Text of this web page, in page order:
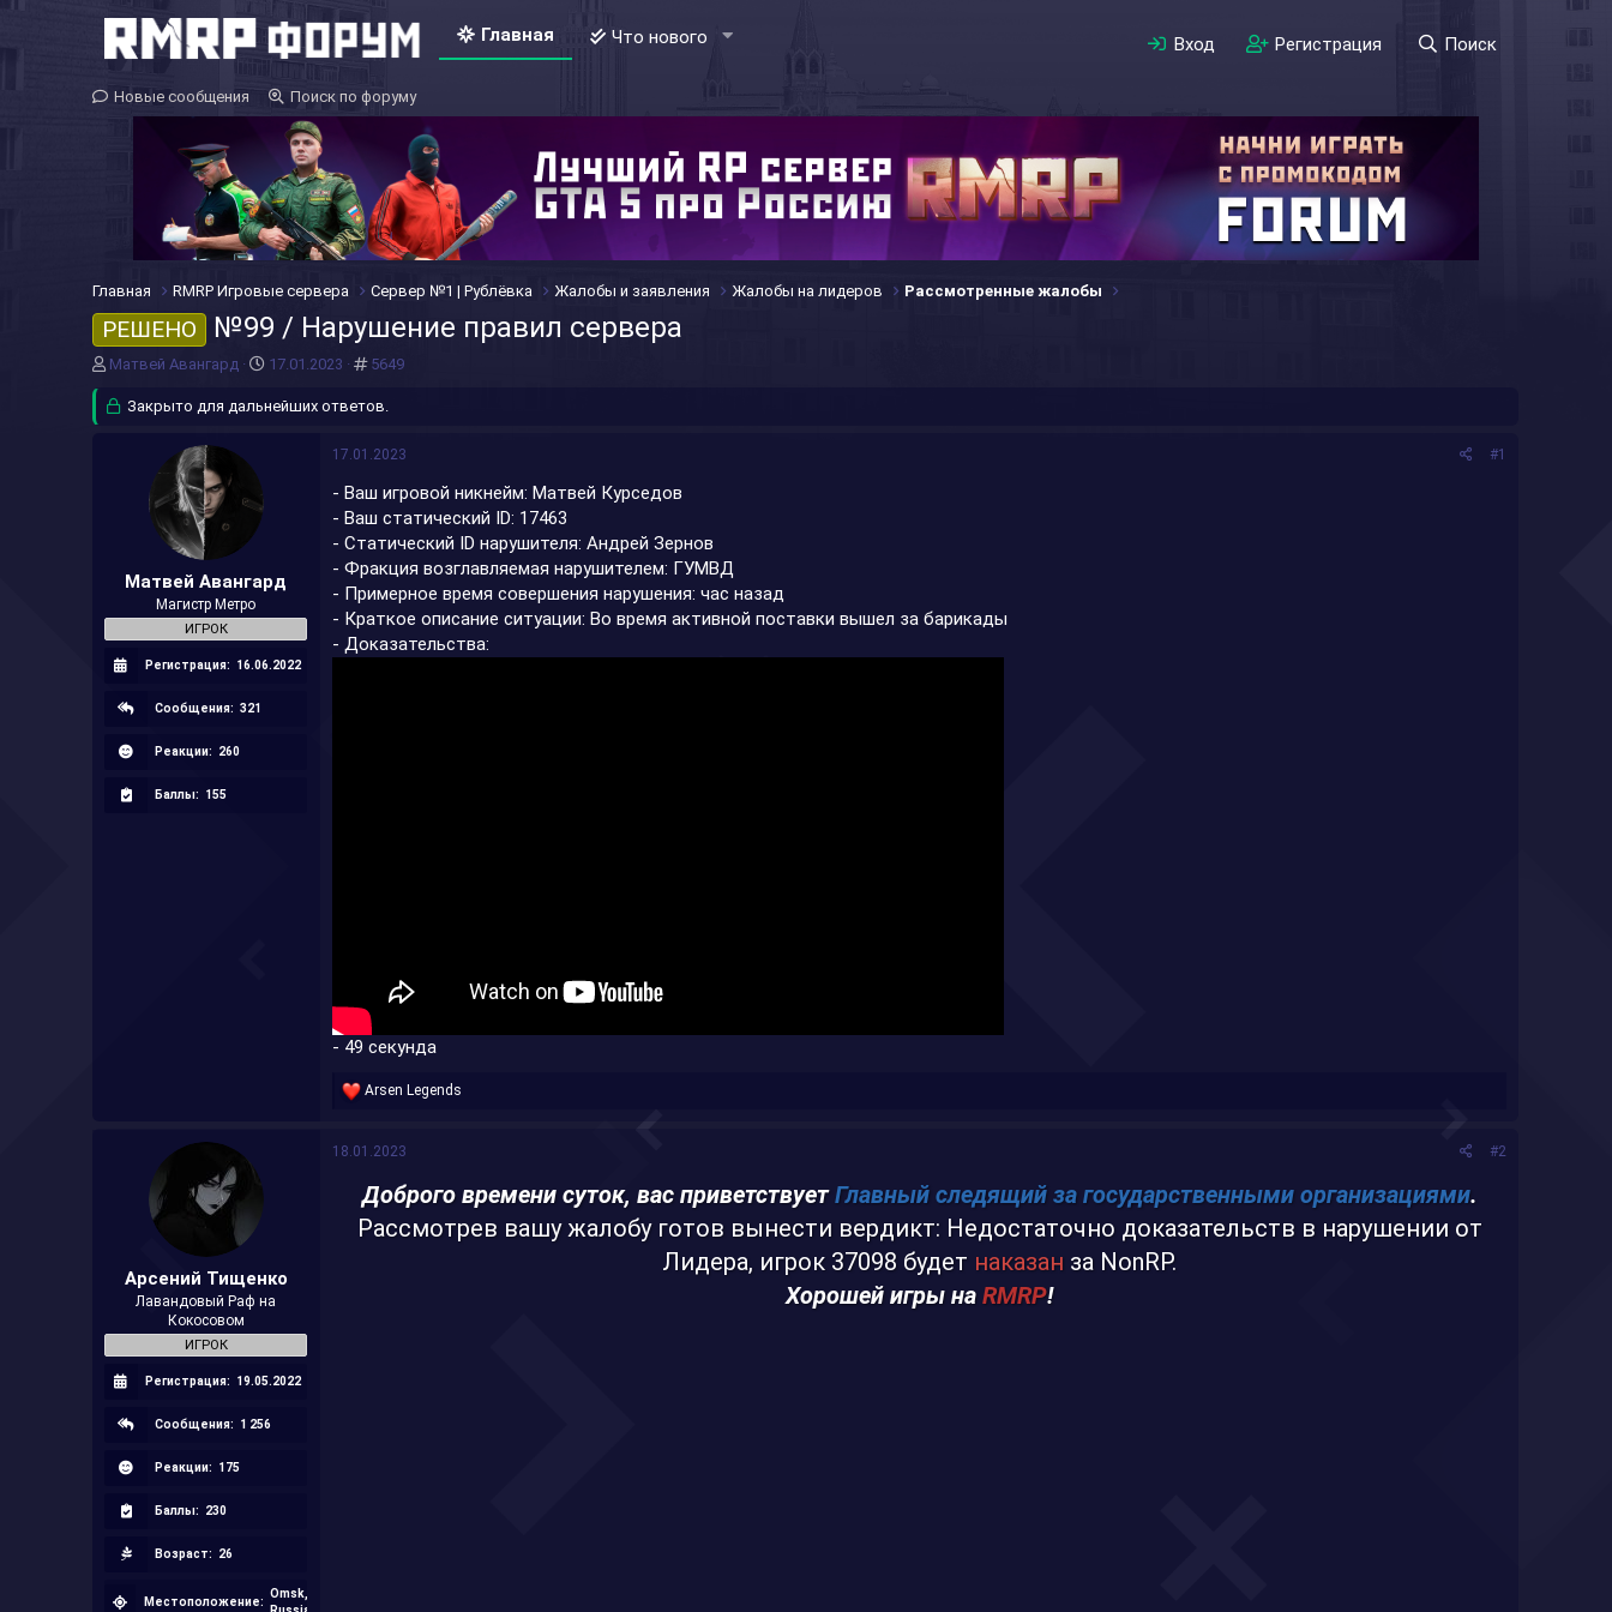
Главная Что нового Вход Регистрация Поиск
Новые сообщения Поиск по форуму
Главная RMRP Игровые сервера Сервер №1 | Рублёвка Жалобы и заявления Жалобы на лидеров Рассмотренные жалобы
РЕШЕНО №99 / Нарушение правил сервера
А
т
Матвей Авангард
Д
т
17.01.2023 #
5649
Закрыто для дальнейших ответов.
Матвей Авангард
Магистр Метро
ИГРОК
Регистрация: 16.06.2022
Сообщения: 321
Реакции: 260
Баллы: 155
17.01.2023 #1
- Ваш игровой никнейм: Матвей Курседов
- Ваш статический ID: 17463
- Статический ID нарушителя: Андрей Зернов
- Фракция возглавляемая нарушителем: ГУМВД
- Примерное время совершения нарушения: час назад
- Краткое описание ситуации: Во время активной поставки вышел за барикады
- Доказательства:
- 49 секунда
Р
к
и
и
:
Arsen Legends
Арсений Тищенко
Лавандовый Раф на
Кокосовом
ИГРОК
Регистрация: 19.05.2022
Сообщения: 1 256
Реакции: 175
Баллы: 230
Возраст: 26
Местоположение:
Omsk,
18.01.2023 #2
Доброго времени суток, вас приветствуетГлавный следящий за государственными организациями.
Рассмотрев вашу жалобу готов вынести вердикт: Недостаточно доказательств в нарушении от
Лидера, игрок 37098 будет наказан за NonRP.​
Хорошей игры наRMRP!